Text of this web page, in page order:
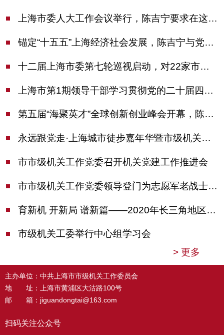
上海市委人大工作会议举行，陈吉宁要求在这些方面更加奋发有为
锚定“十五五”上海经济社会发展，陈吉宁与党外人士专题协商座谈
十二届上海市委第七轮巡视启动，对22家市管单位开展常规巡视
上海市第1期领导干部学习贯彻党的二十届四中全会精神专题研讨班开班，陈吉宁作专题报告
第五届“海聚英才”全球创新创业峰会开幕，陈吉宁出席并启动新一届大赛
永远跟党走·上海城市徒步嘉年华暨市级机关运动会开幕
市市级机关工作党委召开机关党建工作推进会
市市级机关工作党委领导登门为志愿军老战士佩戴纪念章
育新机 开新局 谱新篇——2020年长三角地区机关党建工作研讨会在南京召开
市级机关工委举行中心组学习会
> 更多